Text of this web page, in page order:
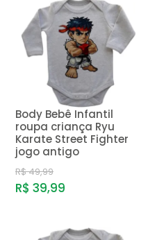
MENOR PREÇO
MAIOR PREÇO
Body Bebê Infantil
roupa criança Ryu
Karate Street Fighter
jogo antigo
R$ 49,99
R$ 39,99